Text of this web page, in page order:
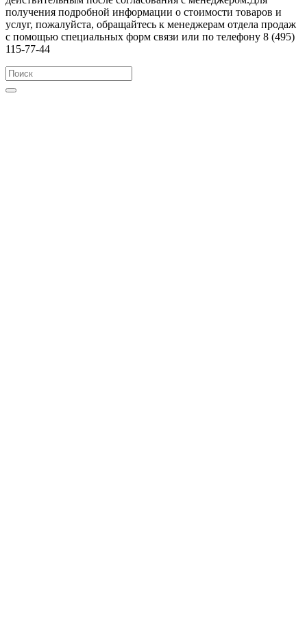
получения подробной информации о стоимости товаров и
услуг, пожалуйста, обращайтесь к менеджерам отдела продаж
с помощью специальных форм связи или по телефону 8 (495)
115-77-44